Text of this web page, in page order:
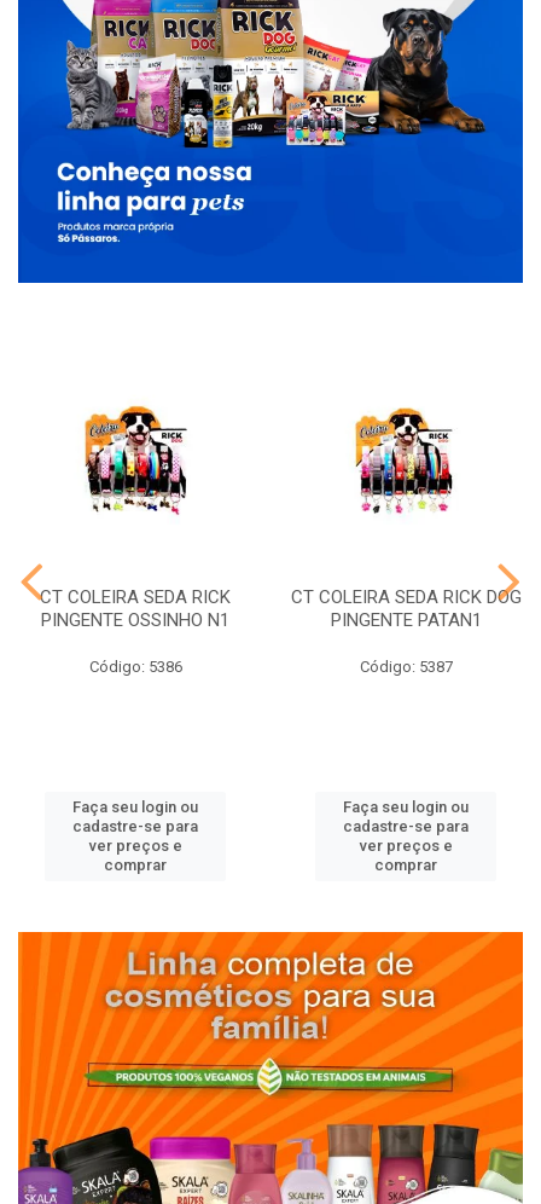
CT COLEIRA SEDA RICK
PINGENTE OSSINHO N1
Código: 5386
Faça seu login ou
cadastre-se para
ver preços e
comprar
CT COLEIRA SEDA RICK DOG
PINGENTE PATAN1
Código: 5387
Faça seu login ou
cadastre-se para
ver preços e
comprar